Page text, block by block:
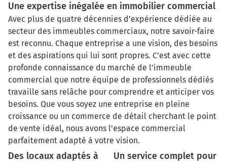
Une expertise inégalée en immobilier commercial
Avec plus de quatre décennies d’expérience dédiée au
secteur des immeubles commerciaux, notre savoir-faire
est reconnu. Chaque entreprise a une vision, des besoins
et des aspirations qui lui sont propres. C’est avec cette
profonde connaissance du marché de l’immeuble
commercial que notre équipe de professionnels dédiés
travaille sans relâche pour comprendre et anticiper vos
besoins. Que vous soyez une entreprise en pleine
croissance ou un commerce de détail cherchant le point
de vente idéal, nous avons l’espace commercial
parfaitement adapté à votre vision.
Des locaux adaptés à
Un service complet pour